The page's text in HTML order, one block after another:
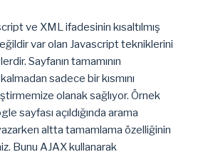
ve XML ifadesinin kısaltılmış
var olan Javascript tekniklerini
Sayfanın tamamının
sadece bir kısmını
olanak sağlıyor. Örnek
sayfası açıldığında arama
altta tamamlama özelliğinin
Bunu AJAX kullanarak